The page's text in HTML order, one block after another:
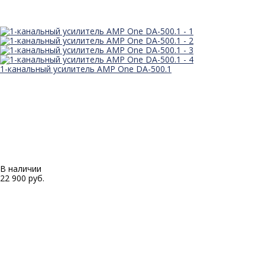
1-канальный усилитель AMP One DA-500.1
В наличии
22 900 руб.